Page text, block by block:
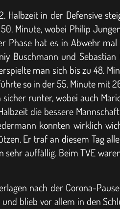
in der Defensive
Minute, wobei Philip
Phase hat es in Abwehr
Buschmann und
man sich bis zu 48.
so in der 55. Minute mit
runter, wobei auch
die bessere
konnten wirklich
Er traf an diesem Tag
auffällig. Beim TVE
nach der Corona-
blieb vor allem in den